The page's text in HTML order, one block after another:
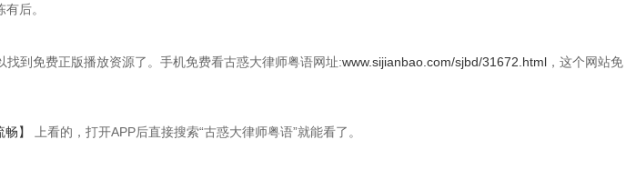
后。
找到免费正版播放资源了。手机免费看古惑大律师粤语网址:www.sijianbao.com/sjbd/31672.html ，这个网站免
】
上看的，打开APP后直接搜索“古惑大律师粤语”就能看了。